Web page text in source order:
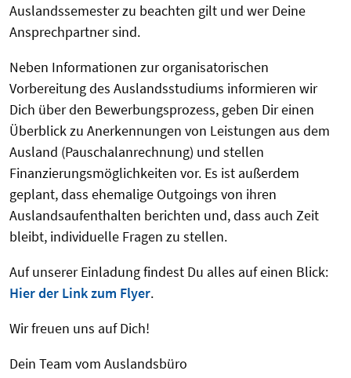
Auslandssemester zu beachten gilt und wer Deine
Ansprechpartner sind.
Neben Informationen zur organisatorischen
Vorbereitung des Auslandsstudiums informieren wir
Dich über den Bewerbungsprozess, geben Dir einen
Überblick zu Anerkennungen von Leistungen aus dem
Ausland (Pauschalanrechnung) und stellen
Finanzierungsmöglichkeiten vor. Es ist außerdem
geplant, dass ehemalige Outgoings von ihren
Auslandsaufenthalten berichten und, dass auch Zeit
bleibt, individuelle Fragen zu stellen.
Auf unserer Einladung findest Du alles auf einen Blick:
Hier der Link zum Flyer.
Wir freuen uns auf Dich!
Dein Team vom Auslandsbüro